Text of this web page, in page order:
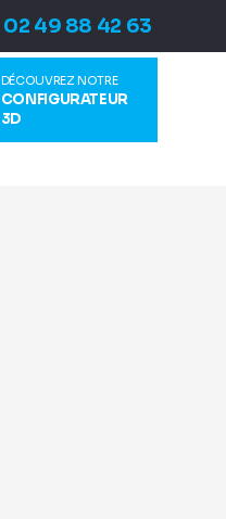
02 49 88 42 63
DÉCOUVREZ NOTRE
CONFIGURATEUR
3D